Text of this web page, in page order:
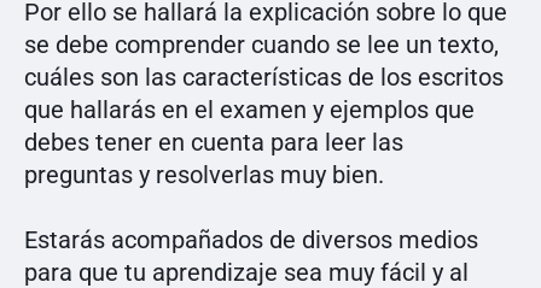
Por ello se hallará la explicación sobre lo que
se debe comprender cuando se lee un texto,
cuáles son las características de los escritos
que hallarás en el examen y ejemplos que
debes tener en cuenta para leer las
preguntas y resolverlas muy bien.
Estarás acompañados de diversos medios
para que tu aprendizaje sea muy fácil y al